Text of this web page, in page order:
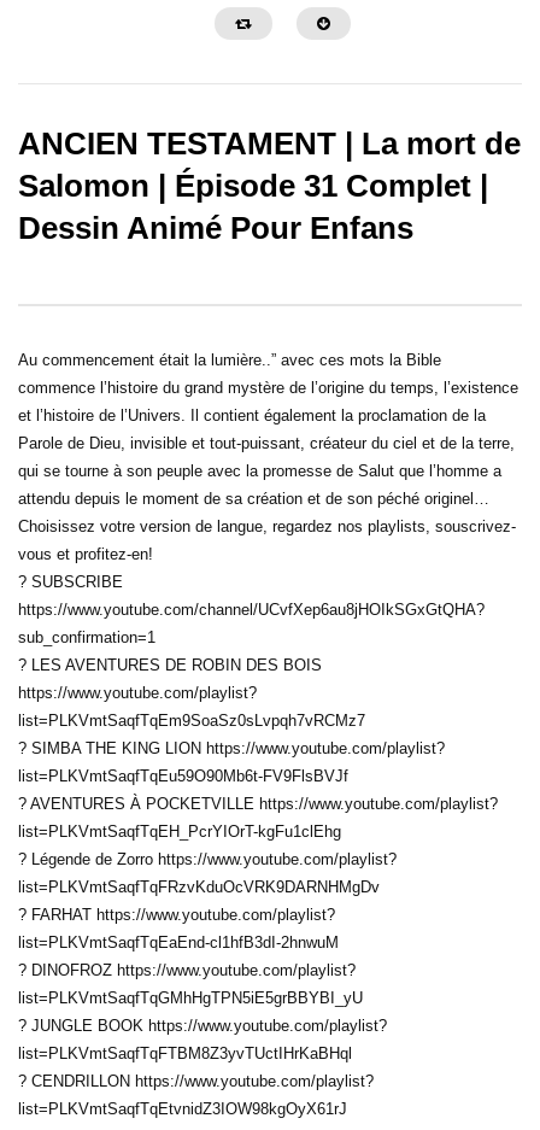
ANCIEN TESTAMENT | La mort de
Salomon | Épisode 31 Complet |
Dessin Animé Pour Enfans
Au commencement était la lumière..” avec ces mots la Bible
commence l’histoire du grand mystère de l’origine du temps, l’existence
et l’histoire de l’Univers. Il contient également la proclamation de la
Parole de Dieu, invisible et tout-puissant, créateur du ciel et de la terre,
qui se tourne à son peuple avec la promesse de Salut que l’homme a
attendu depuis le moment de sa création et de son péché originel…
Choisissez votre version de langue, regardez nos playlists, souscrivez-
vous et profitez-en!
? SUBSCRIBE
https://www.youtube.com/channel/UCvfXep6au8jHOIkSGxGtQHA?
sub_confirmation=1
? LES AVENTURES DE ROBIN DES BOIS
https://www.youtube.com/playlist?
list=PLKVmtSaqfTqEm9SoaSz0sLvpqh7vRCMz7
? SIMBA THE KING LION https://www.youtube.com/playlist?
list=PLKVmtSaqfTqEu59O90Mb6t-FV9FlsBVJf
? AVENTURES À POCKETVILLE https://www.youtube.com/playlist?
list=PLKVmtSaqfTqEH_PcrYIOrT-kgFu1clEhg
? Légende de Zorro https://www.youtube.com/playlist?
list=PLKVmtSaqfTqFRzvKduOcVRK9DARNHMgDv
? FARHAT https://www.youtube.com/playlist?
list=PLKVmtSaqfTqEaEnd-cl1hfB3dI-2hnwuM
? DINOFROZ https://www.youtube.com/playlist?
list=PLKVmtSaqfTqGMhHgTPN5iE5grBBYBI_yU
? JUNGLE BOOK https://www.youtube.com/playlist?
list=PLKVmtSaqfTqFTBM8Z3yvTUctIHrKaBHql
? CENDRILLON https://www.youtube.com/playlist?
list=PLKVmtSaqfTqEtvnidZ3IOW98kgOyX61rJ